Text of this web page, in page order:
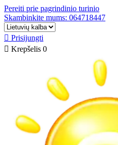
Pereiti prie pagrindinio turinio
Skambinkite mums: 064718447
 Prisijungti
 Krepšelis 0